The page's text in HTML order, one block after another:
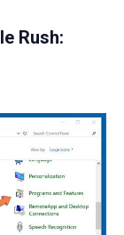
Rush: